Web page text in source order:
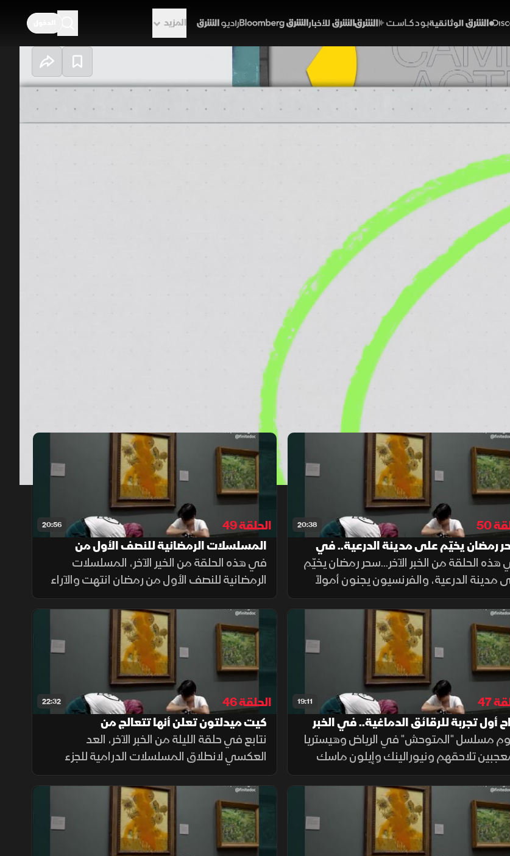
المزيد
00:12/ 23:51
العد العكسي لانتهاء مسلسلات رمضان..
الخبر الآخر، انطلاق العد العكسي لانتهاء مسلسلات رمضان والجمهور في تفاعل تام مع
الإنسانية سند لأهل غزة في رمضان، ونسخة جديدة من دقوا الشماسي تغضب عائلة
20:38
50
رمضان يخيّم على مدينة الدرعية.. في
الآخر
الحلقة من الخبر الآخر...سحر رمضان يخيّم
مدينة الدرعية، والفرنسيون يجنون أمولاً
من الألعاب الأولمبية.
20:56
الحلقة 49
المسلسلات الرمضانية للنصف الأول من
رمضان انتهت والآراء متفاوتة.. في الخبر الآخر
في هذه الحلقة من الخير الآخر، المسلسلات
الرمضانية للنصف الأول من رمضان انتهت والآراء
متفاوتة.
19:11
47
أول تجربة للرقائق الدماغية.. في الخبر
مسلسل "المتوحش" في الرياض وهيستريا
تلاحقهم ونيورالينك وإيلون ماسك
في أول تجربة الرقائق الدماغية
22:32
الحلقة 46
كيت ميدلتون تعلن أنها تتعالج من
السرطان...في الخبر الآخر
نتابع في حلقة الليلة من الخبر الآخر، العد
العكسي لانطلاق المسلسلات الدرامية للجزء
الثاني من رمضان، و بيتشيولي يغادر دار فالنتينو.